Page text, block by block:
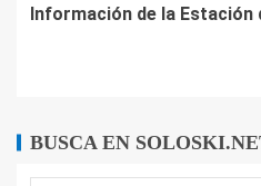
Información de la Estación
BUSCA EN